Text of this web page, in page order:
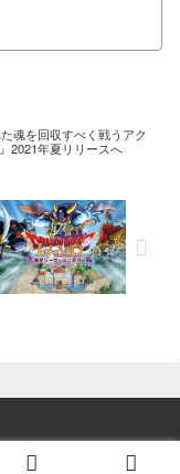
魂を回収すべく戦うアク
2021年夏リリースへ
はなし.